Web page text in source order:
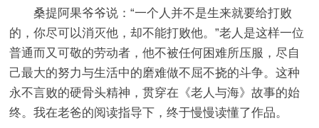
桑提阿果爷爷说：“一个人并不是生来就要给打败
的，你尽可以消灭他，却不能打败他。”老人是这样一位
普通而又可敬的劳动者，他不被任何困难所压服，尽自
己最大的努力与生活中的磨难做不屈不挠的斗争。这种
永不言败的硬骨头精神，贯穿在《老人与海》故事的始
终。我在老爸的阅读指导下，终于慢慢读懂了作品。